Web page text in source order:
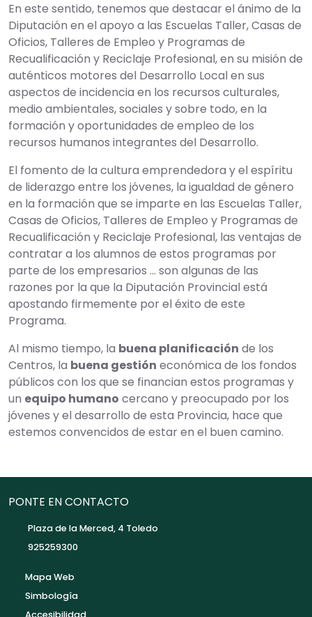
En este sentido, tenemos que destacar el ánimo de la
Diputación en el apoyo a las Escuelas Taller, Casas de
Oficios, Talleres de Empleo y Programas de
Recualificación y Reciclaje Profesional, en su misión de
auténticos motores del Desarrollo Local en sus
aspectos de incidencia en los recursos culturales,
medio ambientales, sociales y sobre todo, en la
formación y oportunidades de empleo de los
recursos humanos integrantes del Desarrollo.
El fomento de la cultura emprendedora y el espíritu
de liderazgo entre los jóvenes, la igualdad de género
en la formación que se imparte en las Escuelas Taller,
Casas de Oficios, Talleres de Empleo y Programas de
Recualificación y Reciclaje Profesional, las ventajas de
contratar a los alumnos de estos programas por
parte de los empresarios ... son algunas de las
razones por la que la Diputación Provincial está
apostando firmemente por el éxito de este
Programa.
Al mismo tiempo, la buena planificación de los
Centros, la buena gestión económica de los fondos
públicos con los que se financian estos programas y
un equipo humano cercano y preocupado por los
jóvenes y el desarrollo de esta Provincia, hace que
estemos convencidos de estar en el buen camino.
PONTE EN CONTACTO
Plaza de la Merced, 4 Toledo
925259300
Mapa Web
Simbología